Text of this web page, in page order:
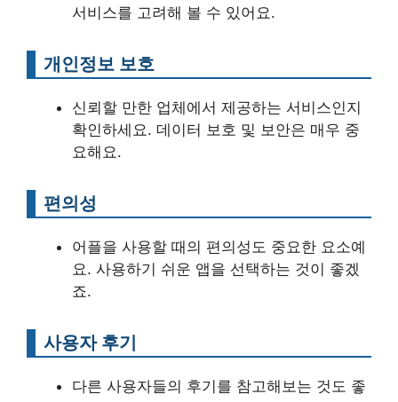
서비스를 고려해 볼 수 있어요.
개인정보 보호
신뢰할 만한 업체에서 제공하는 서비스인지
확인하세요. 데이터 보호 및 보안은 매우 중
요해요.
편의성
어플을 사용할 때의 편의성도 중요한 요소예
요. 사용하기 쉬운 앱을 선택하는 것이 좋겠
죠.
사용자 후기
다른 사용자들의 후기를 참고해보는 것도 좋